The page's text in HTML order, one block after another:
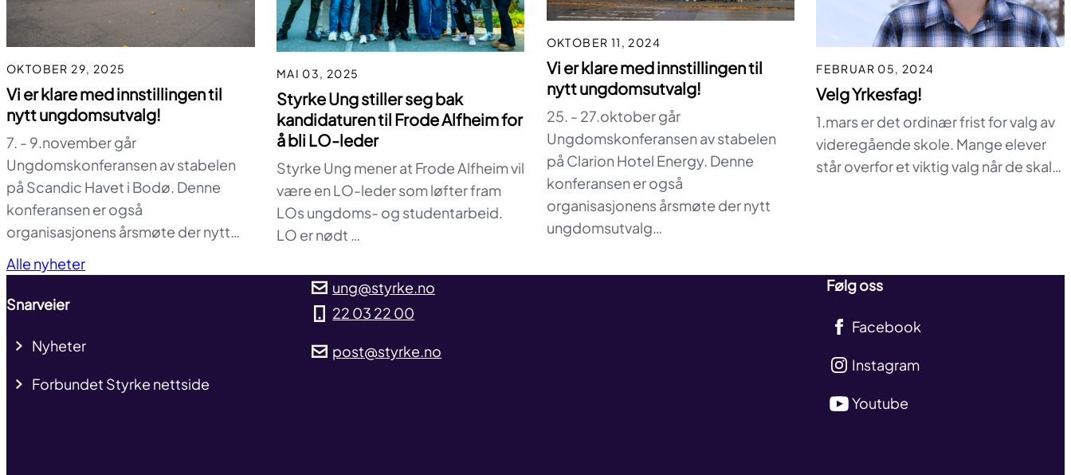
OKTOBER 29, 2025
Vi er klare med innstillingen til
nytt ungdomsutvalg!
7. - 9.november går
Ungdomskonferansen av stabelen
på Scandic Havet i Bodø. Denne
konferansen er også
organisasjonens årsmøte der nytt…
MAI 03, 2025
Styrke Ung stiller seg bak
kandidaturen til Frode Alfheim for
å bli LO-leder
Styrke Ung mener at Frode Alfheim vil
være en LO-leder som løfter fram
LOs ungdoms- og studentarbeid.
LO er nødt …
OKTOBER 11, 2024
Vi er klare med innstillingen til
nytt ungdomsutvalg!
25. - 27.oktober går
Ungdomskonferansen av stabelen
på Clarion Hotel Energy. Denne
konferansen er også
organisasjonens årsmøte der nytt
ungdomsutvalg…
FEBRUAR 05, 2024
Velg Yrkesfag!
1.mars er det ordinær frist for valg av
videregående skole. Mange elever
står overfor et viktig valg når de skal…
Alle nyheter
Snarveier
Nyheter
Forbundet Styrke nettside
ung@styrke.no
22 03 22 00
post@styrke.no
Følg oss
Facebook
Instagram
Youtube